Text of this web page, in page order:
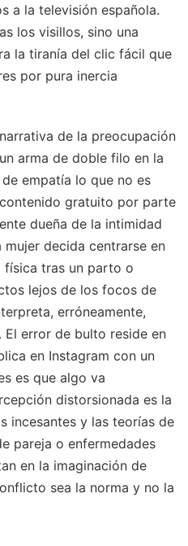
a la televisión española.
los visillos, sino una
la tiranía del clic fácil que
por pura inercia
de la preocupación
arma de doble filo en la
empatía lo que no es
gratuito por parte
dueña de la intimidad
mujer decida centrarse en
física tras un parto o
lejos de los focos de
erróneamente,
El error de bulto reside en
en Instagram con un
es que algo va
distorsionada es la
incesantes y las teorías de
pareja o enfermedades
en la imaginación de
sea la norma y no la